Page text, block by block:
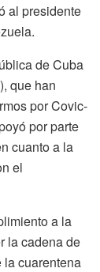
al presidente
de Cuba
que han
por Covic-
por parte
cuanto a la
el
a la
la cadena de
la cuarentena